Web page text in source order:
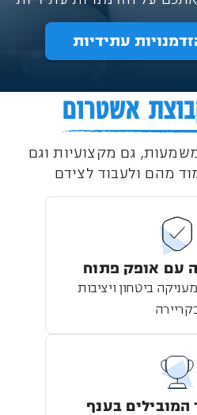
עתידיות
אשטרום
גם מקצועיות וגם
מהם ולעבוד לצידם
עם אופק פתוח
ביטחון ויציבות
המובילים בענף